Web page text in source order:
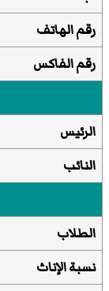
رقم الهاتف
رقم الفاكس
الرئيس
النائب
الطلاب
نسبة الإناث